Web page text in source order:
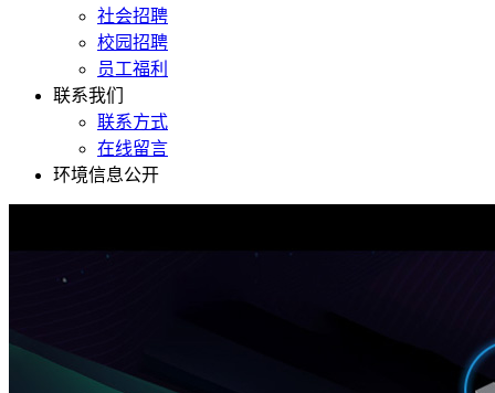
社会招聘
校园招聘
员工福利
联系我们
联系方式
在线留言
环境信息公开